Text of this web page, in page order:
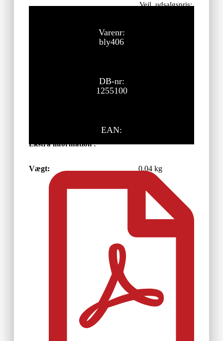
Vejl. udsalgspris:
Varenr:
bly406
DB-nr:
1255100
EAN:
Ekstra information :
Vægt: 0,04 kg